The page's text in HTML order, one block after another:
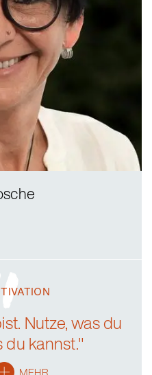
Nutze, was du
du kannst."